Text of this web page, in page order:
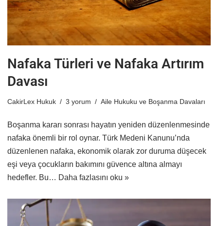
Nafaka Türleri ve Nafaka Artırım
Davası
CakirLex Hukuk 3 yorum Aile Hukuku ve Boşanma Davaları
Boşanma kararı sonrası hayatın yeniden düzenlenmesinde
nafaka önemli bir rol oynar. Türk Medeni Kanunu’nda
düzenlenen nafaka, ekonomik olarak zor duruma düşecek
eşi veya çocukların bakımını güvence altına almayı
hedefler. Bu… Daha fazlasını oku »